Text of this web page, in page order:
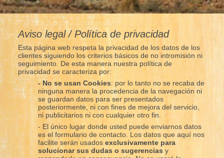
Aviso legal / Política de privacidad
Esta página web respeta la privacidad de los datos de los
clientes siguiendo los criterios básicos de no intromisión ni
seguimiento. De esta manera nuestra política de
privacidad se caracteriza por:
- No se usan Cookies: por lo tanto no se recaba de
ninguna manera la procedencia de la navegación ni
se guardan datos para ser presentados
posteriormente, ni con fines de mejora del servicio,
ni publicitarios ni con cualquier otro fin.
- El único lugar donde usted puede enviarnos datos
es el formulario de contacto. Los datos que aquí nos
facilite serán usados exclusivamente para
solucionar sus dudas o sugerenciasy